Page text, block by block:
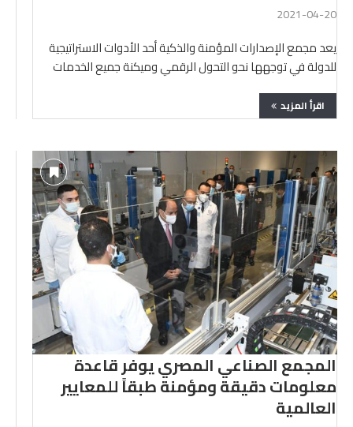
2021-04-20
يعد مجمع الإصدارات المؤمنة والذكية أحد الأدوات الاستراتيجية
للدولة في توجهها نحو التحول الرقمي وميكنة جميع الخدمات
اقرأ المزيد
المجمع الصناعي المصري يوفر قاعدة
معلومات دقيقة ومؤمنة طبقاً للمعايير
العالمية